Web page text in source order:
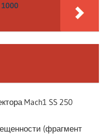
Mach1 SS 250
(фрагмент